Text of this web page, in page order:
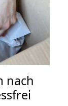
nach